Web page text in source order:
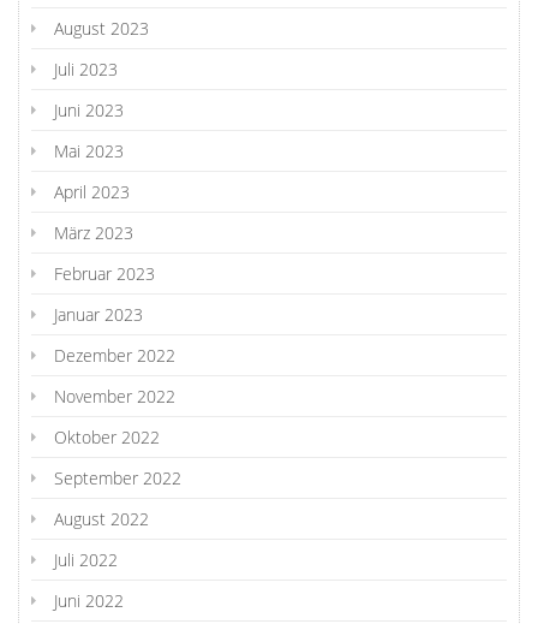
August 2023
Juli 2023
Juni 2023
Mai 2023
April 2023
März 2023
Februar 2023
Januar 2023
Dezember 2022
November 2022
Oktober 2022
September 2022
August 2022
Juli 2022
Juni 2022